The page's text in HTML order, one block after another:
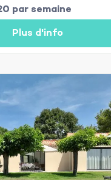
par semaine
Plus d'info